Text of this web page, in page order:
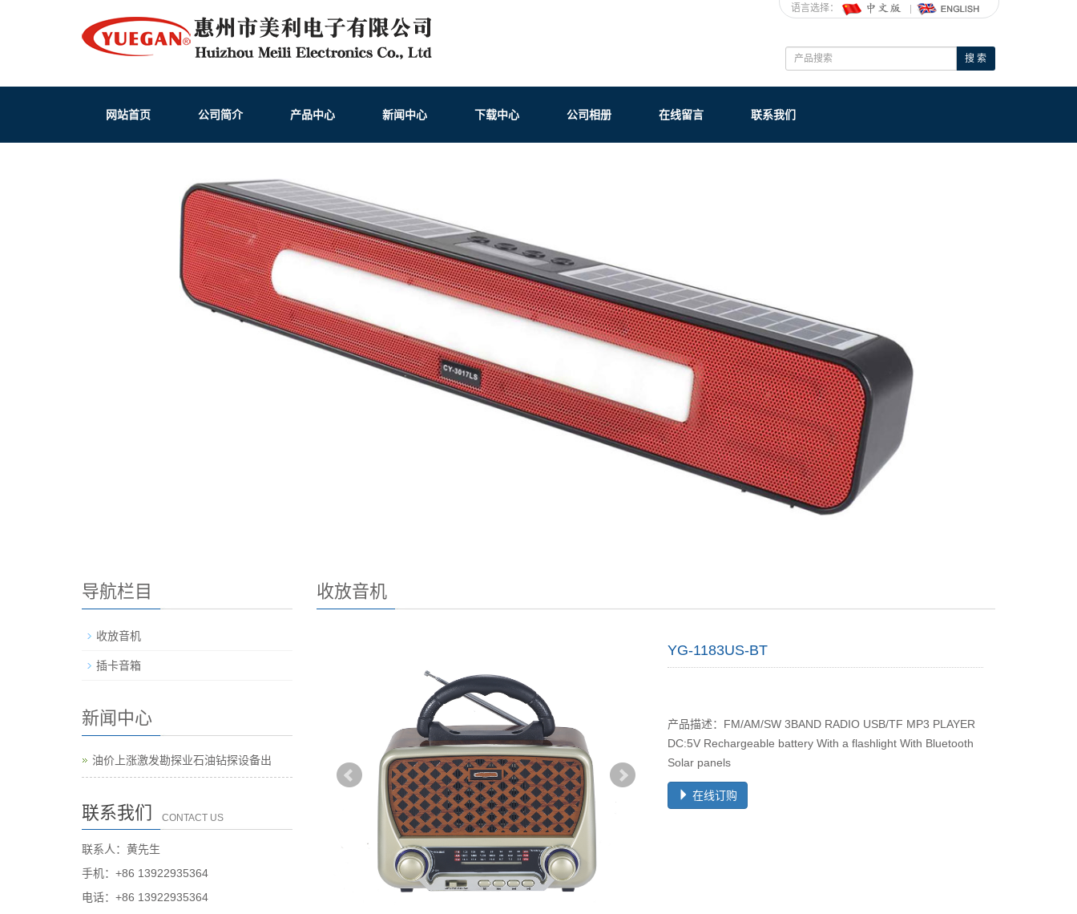
语言选择：
搜 索
网站首页 公司简介 产品中心 新闻中心 下载中心 公司相册 在线留言 联系我们
收放音机
YG-1183US-BT
产品描述：FM/AM/SW 3BAND RADIO USB/TF MP3 PLAYER
DC:5V Rechargeable battery With a flashlight With Bluetooth
Solar panels
在线订购
导航栏目
收放音机
插卡音箱
新闻中心
油价上涨激发勘探业石油钻探设备出
联系我们 CONTACT US
联系人：黄先生
手机：+86 13922935364
电话：+86 13922935364